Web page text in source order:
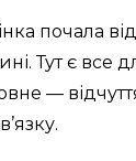
почала
Тут є все
—